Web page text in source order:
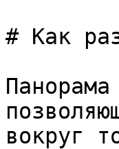
# Как
вокруг